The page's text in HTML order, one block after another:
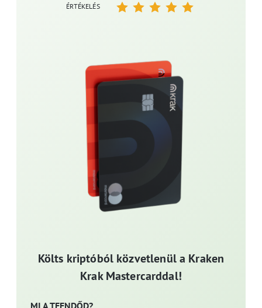
Költs kriptóból közvetlenül a Kraken
Krak Mastercarddal!
MI A TEENDŐD?
ÉRTÉKELÉS